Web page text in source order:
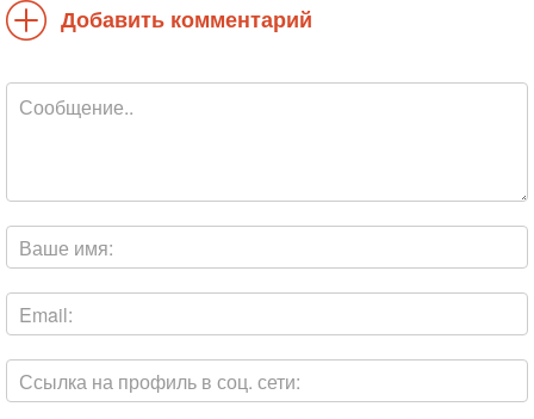
Добавить комментарий